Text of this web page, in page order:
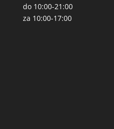
do 10:00-21:00
za 10:00-17:00